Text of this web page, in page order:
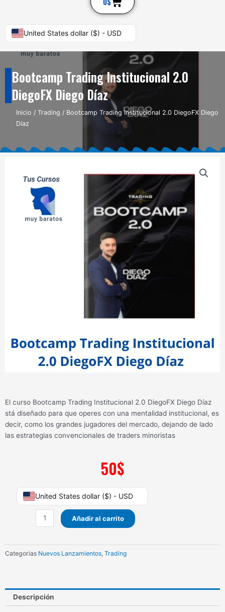
United States dollar ($) - USD
Bootcamp Trading Institucional 2.0
DiegoFX Diego Díaz
Inicio / Trading / Bootcamp Trading Institucional 2.0 DiegoFX Diego
Díaz
El curso Bootcamp Trading Institucional 2.0 DiegoFX Diego Díaz
stá diseñado para que operes con una mentalidad institucional, es
decir, como los grandes jugadores del mercado, dejando de lado
las estrategias convencionales de traders minoristas
50$
United States dollar ($) - USD
Bootcamp
Trading
Institucional
Diego
Díaz
Añadir al carrito
Categorias Nuevos Lanzamientos, Trading
Descripción